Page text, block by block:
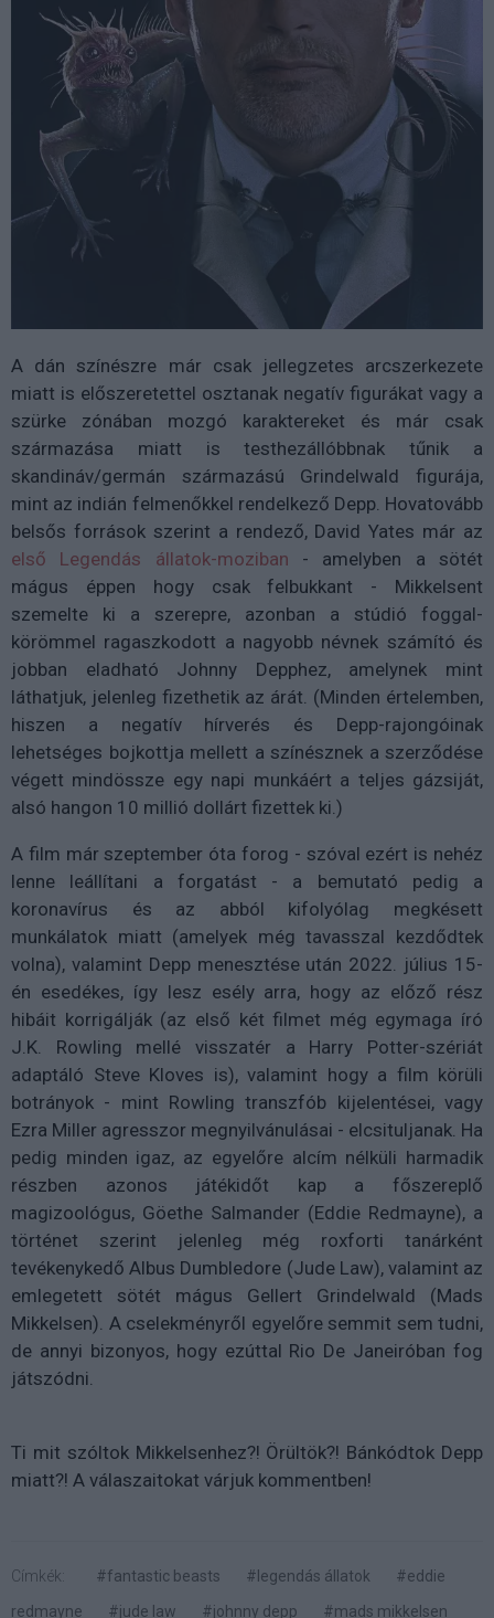
A dán színészre már csak jellegzetes arcszerkezete
miatt is előszeretettel osztanak negatív figurákat vagy a
szürke zónában mozgó karaktereket és már csak
származása miatt is testhezállóbbnak tűnik a
skandináv/germán származású Grindelwald figurája,
mint az indián felmenőkkel rendelkező Depp. Hovatovább
belsős források szerint a rendező, David Yates már az
első Legendás állatok-moziban - amelyben a sötét
mágus éppen hogy csak felbukkant - Mikkelsent
szemelte ki a szerepre, azonban a stúdió foggal-
körömmel ragaszkodott a nagyobb névnek számító és
jobban eladható Johnny Depphez, amelynek mint
láthatjuk, jelenleg fizethetik az árát. (Minden értelemben,
hiszen a negatív hírverés és Depp-rajongóinak
lehetséges bojkottja mellett a színésznek a szerződése
végett mindössze egy napi munkáért a teljes gázsiját,
alsó hangon 10 millió dollárt fizettek ki.)
A film már szeptember óta forog - szóval ezért is nehéz
lenne leállítani a forgatást - a bemutató pedig a
koronavírus és az abból kifolyólag megkésett
munkálatok miatt (amelyek még tavasszal kezdődtek
volna), valamint Depp menesztése után 2022. július 15-
én esedékes, így lesz esély arra, hogy az előző rész
hibáit korrigálják (az első két filmet még egymaga író
J.K. Rowling mellé visszatér a Harry Potter-szériát
adaptáló Steve Kloves is), valamint hogy a film körüli
botrányok - mint Rowling transzfób kijelentései, vagy
Ezra Miller agresszor megnyilvánulásai - elcsituljanak. Ha
pedig minden igaz, az egyelőre alcím nélküli harmadik
részben azonos játékidőt kap a főszereplő
magizoológus, Göethe Salmander (Eddie Redmayne), a
történet szerint jelenleg még roxforti tanárként
tevékenykedő Albus Dumbledore (Jude Law), valamint az
emlegetett sötét mágus Gellert Grindelwald (Mads
Mikkelsen). A cselekményről egyelőre semmit sem tudni,
de annyi bizonyos, hogy ezúttal Rio De Janeiróban fog
játszódni.
Ti mit szóltok Mikkelsenhez?! Örültök?! Bánkódtok Depp
miatt?! A válaszaitokat várjuk kommentben!
Címkék: #fantastic beasts #legendás állatok
#eddie
redmayne
#jude law #johnny depp #mads mikkelsen